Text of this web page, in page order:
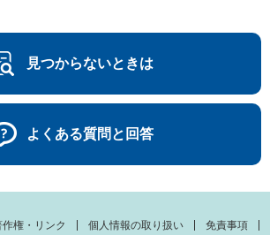
見つからないときは
よくある質問と回答
作権・リンク 個人情報の取り扱い 免責事項